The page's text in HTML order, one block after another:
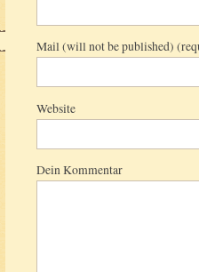
Mail (will not be published)
Website
Dein Kommentar